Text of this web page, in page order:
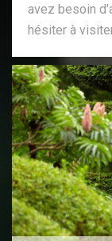
avez besoin
hésiter à